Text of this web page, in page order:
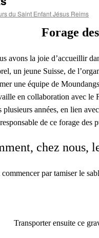
du Saint Enfant Jésus Reims
Forage
avons la joie d’accueillir
un jeune Suisse, de
une équipe de
en collaboration avec le
plusieurs années, en lien
de ce forage des
chez nous,
par tamiser le
Transporter ensuite ce